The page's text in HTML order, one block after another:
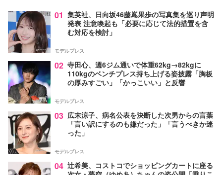
01 集英社、日向坂46藤嶌果歩の写真集を巡り声明
発表 注意喚起も「必要に応じて法的措置を含
む対応を検討」
モデルプレス
02 寺田心、週6ジム通いで体重62kg→82kgに
110kgのベンチプレス持ち上げる姿披露「胸板
の厚みすごい」「かっこいい」と反響
モデルプレス
03 広末涼子、病名公表を決断した次男からの言葉
「言い訳にするのも嫌だった」「言うべきか迷
った」
モデルプレス
04 辻希美、コストコでショッピングカートに座る